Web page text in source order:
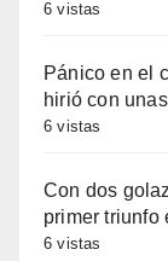
6 vistas
Pánico en el
hirió con
6 vistas
Con dos
primer triunfo
6 vistas